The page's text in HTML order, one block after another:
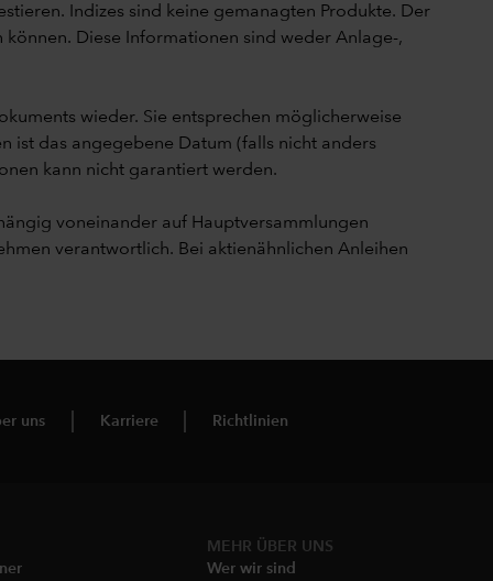
Indizes sind keine gemanagten Produkte. Der
Diese Informationen sind weder Anlage-,
wieder. Sie entsprechen möglicherweise
ist das angegebene Datum (falls nicht anders
kann nicht garantiert werden.
voneinander auf Hauptversammlungen
verantwortlich. Bei aktienähnlichen Anleihen
uns Karriere Richtlinien
MEHR ÜBER UNS
Wer wir sind